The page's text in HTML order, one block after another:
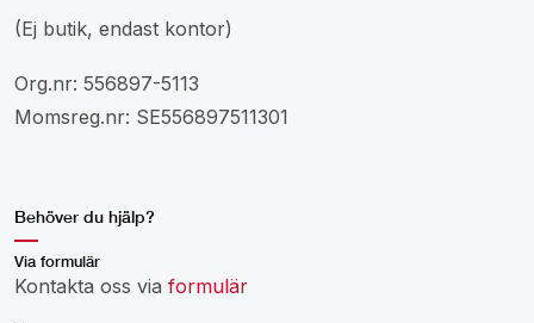
(Ej butik, endast kontor)
Org.nr: 556897-5113
Momsreg.nr: SE556897511301
Behöver du hjälp?
Via formulär
Kontakta oss via formulär